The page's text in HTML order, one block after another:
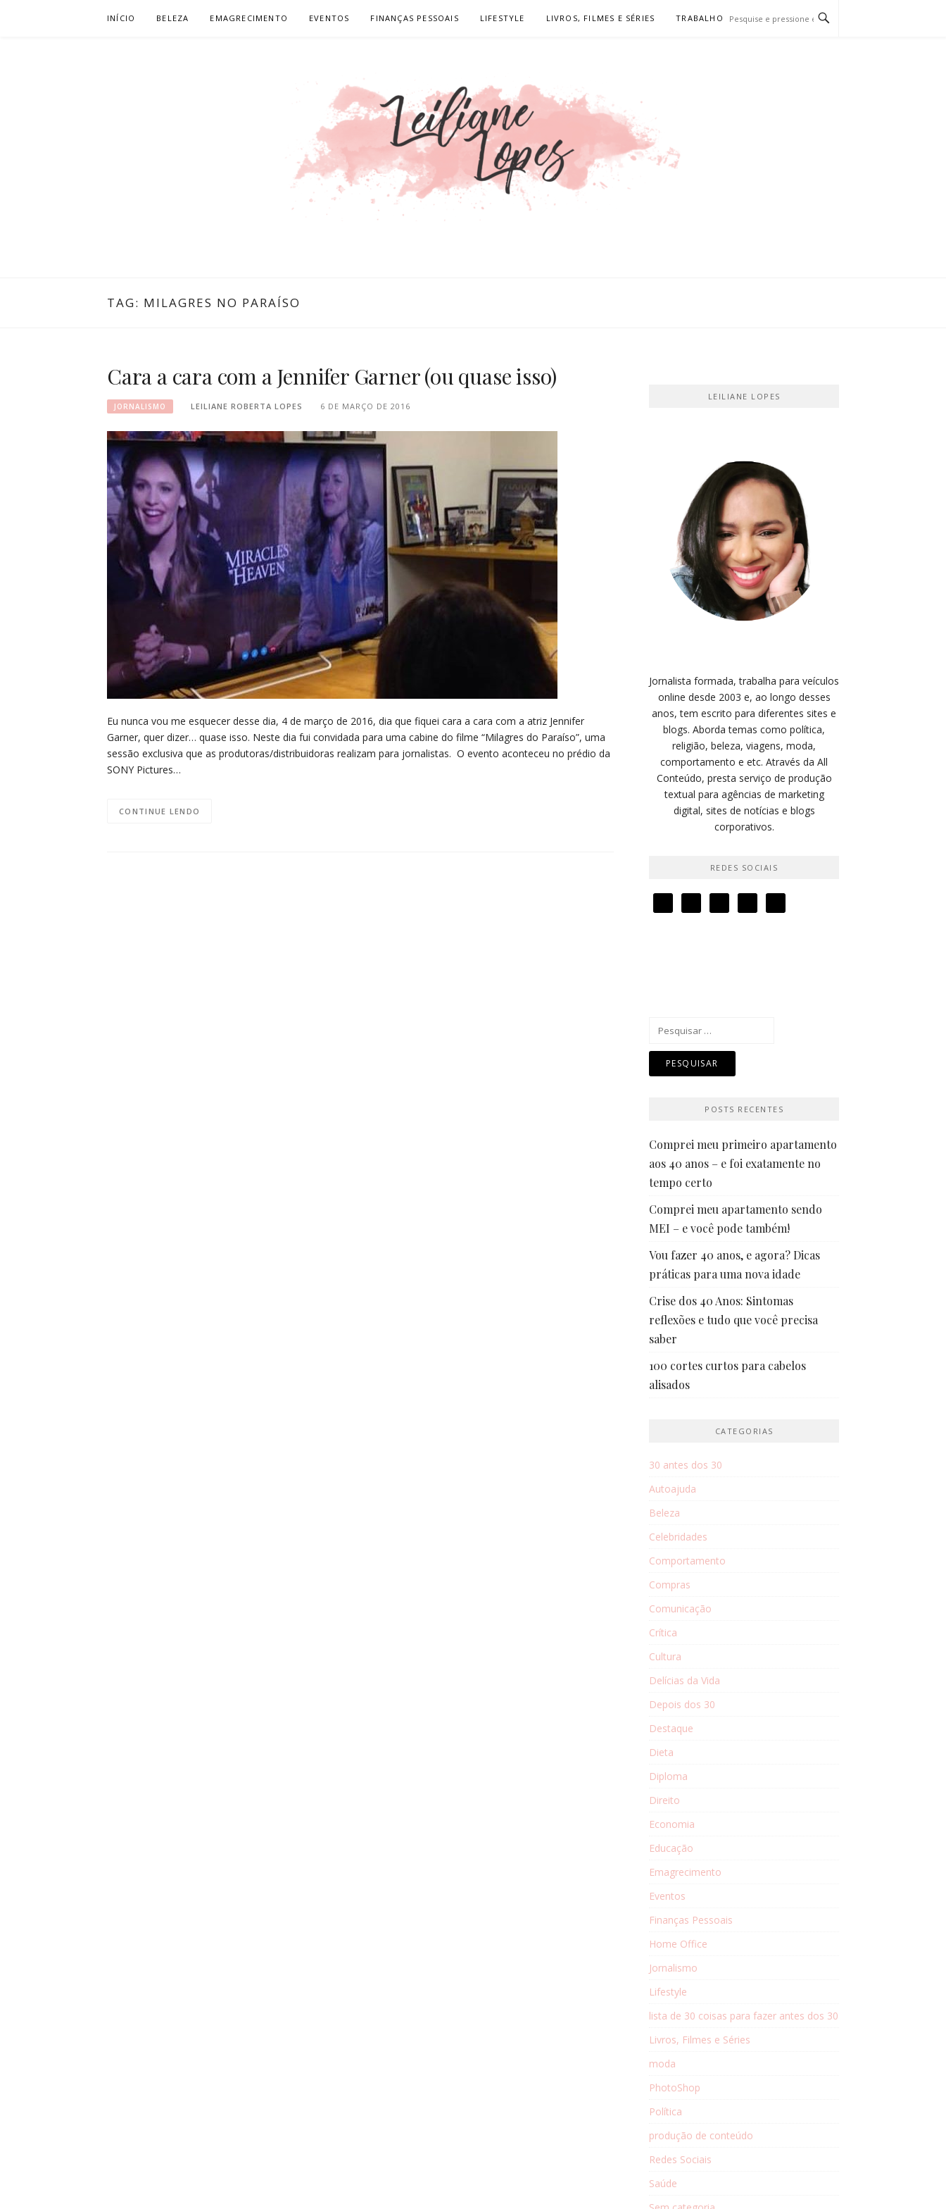
INÍCIO BELEZA EMAGRECIMENTO EVENTOS FINANÇAS PESSOAIS LIFESTYLE LIVROS, FILMES E SÉRIES TRABALHO
TAG: MILAGRES NO PARAÍSO
Cara a cara com a Jennifer Garner (ou quase isso)
JORNALISMO LEILIANE ROBERTA LOPES 6 DE MARÇO DE 2016
Eu nunca vou me esquecer desse dia, 4 de março de 2016, dia que fiquei cara a cara com a atriz Jennifer
Garner, quer dizer… quase isso. Neste dia fui convidada para uma cabine do filme “Milagres do Paraíso”, uma
sessão exclusiva que as produtoras/distribuidoras realizam para jornalistas. O evento aconteceu no prédio da
SONY Pictures…
CONTINUE LENDO
LEILIANE LOPES
Jornalista formada, trabalha para veículos
online desde 2003 e, ao longo desses
anos, tem escrito para diferentes sites e
blogs. Aborda temas como política,
religião, beleza, viagens, moda,
comportamento e etc. Através da All
Conteúdo, presta serviço de produção
textual para agências de marketing
digital, sites de notícias e blogs
corporativos.
REDES SOCIAIS
POSTS RECENTES
Comprei meu primeiro apartamento
aos 40 anos – e foi exatamente no
tempo certo
Comprei meu apartamento sendo
MEI – e você pode também!
Vou fazer 40 anos, e agora? Dicas
práticas para uma nova idade
Crise dos 40 Anos: Sintomas
reflexões e tudo que você precisa
saber
100 cortes curtos para cabelos
alisados
CATEGORIAS
30 antes dos 30
Autoajuda
Beleza
Celebridades
Comportamento
Compras
Comunicação
Crítica
Cultura
Delícias da Vida
Depois dos 30
Destaque
Dieta
Diploma
Direito
Economia
Educação
Emagrecimento
Eventos
Finanças Pessoais
Home Office
Jornalismo
Lifestyle
lista de 30 coisas para fazer antes dos 30
Livros, Filmes e Séries
moda
PhotoShop
Política
produção de conteúdo
Redes Sociais
Saúde